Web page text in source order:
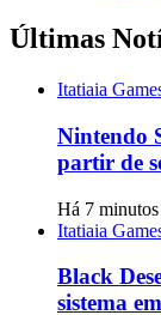
Últimas
Itatiaia
Nintendo
partir de
Há 7 minutos
Itatiaia
Black
sistema